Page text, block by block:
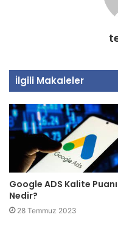
İlgili Makaleler
Google ADS Kalite Puanı
Nedir?
28 Temmuz 2023